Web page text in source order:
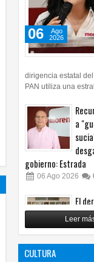
Cuéllar por presunto
105 mdp
2026
06
Ago
2026
dirigencia estatal
PAN utiliza una
a
gobierno: Estrada
06 Ago 2026
El
las
no
es
constitucional:
Leer
CULTURA